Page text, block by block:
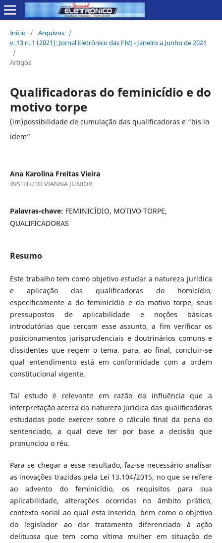
Início / Arquivos /
v. 13 n. 1 (2021): Jornal Eletrônico das FIVJ - Janeiro a Junho de 2021
/
Artigos
Qualificadoras do feminicídio e do
motivo torpe
(im)possibilidade de cumulação das qualificadoras e “bis in
idem”
Ana Karolina Freitas Vieira
INSTITUTO VIANNA JUNIOR
Palavras-chave: FEMINICÍDIO, MOTIVO TORPE,
QUALIFICADORAS
Resumo
Este trabalho tem como objetivo estudar a natureza jurídica
e aplicação das qualificadoras do homicídio,
especificamente a do feminicídio e do motivo torpe, seus
pressupostos de aplicabilidade e noções básicas
introdutórias que cercam esse assunto, a fim verificar os
posicionamentos jurisprudenciais e doutrinários comuns e
dissidentes que regem o tema, para, ao final, concluir-se
qual entendimento está em conformidade com a ordem
constitucional vigente.
Tal estudo é relevante em razão da influência que a
interpretação acerca da natureza jurídica das qualificadoras
estudadas pode exercer sobre o cálculo final da pena do
sentenciado, a qual deve ter por base a decisão que
pronunciou o réu.
Para se chegar a esse resultado, faz-se necessário analisar
as inovações trazidas pela Lei 13.104/2015, no que se refere
ao advento do feminicídio, os requisitos para sua
aplicabilidade, alterações ocorridas no âmbito prático,
contexto social ao qual esta inserido, bem como o objetivo
do legislador ao dar tratamento diferenciado à ação
delituosa que tem como vítima mulher em situação de